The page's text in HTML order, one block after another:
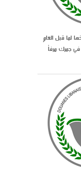
لما قبل العام
في جمرك مرفأ